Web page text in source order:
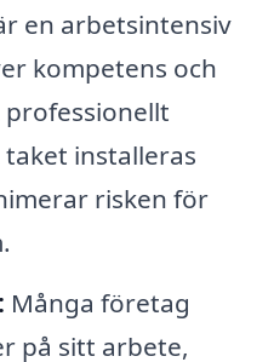
en arbetsintensiv
kompetens och
installeras
risken för
Många företag
på sitt arbete,